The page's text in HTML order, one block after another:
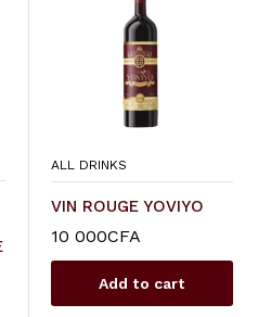
ALL DRINKS
VIN ROUGE YOVIYO
10 000CFA
Add to cart